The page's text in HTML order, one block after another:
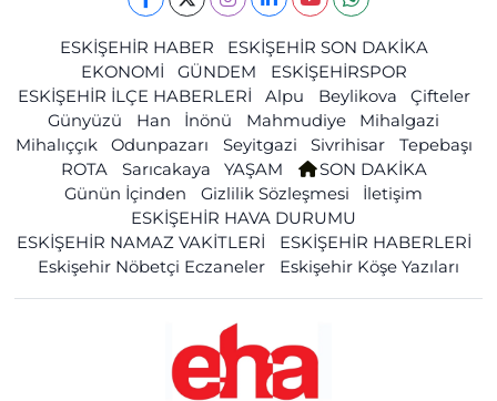
ESKİŞEHİR HABER
ESKİŞEHİR SON DAKİKA
EKONOMİ
GÜNDEM
ESKİŞEHİRSPOR
ESKİŞEHİR İLÇE HABERLERİ
Alpu Beylikova
Çifteler
Günyüzü
Han İnönü Mahmudiye
Mihalgazi
Mihalıççık
Odunpazarı Seyitgazi Sivrihisar
Tepebaşı
ROTA
Sarıcakaya YAŞAM
SON DAKİKA
Günün İçinden
Gizlilik Sözleşmesi
İletişim
ESKİŞEHİR HAVA DURUMU
ESKİŞEHİR NAMAZ VAKİTLERİ
ESKİŞEHİR HABERLERİ
Eskişehir Nöbetçi Eczaneler
Eskişehir Köşe Yazıları